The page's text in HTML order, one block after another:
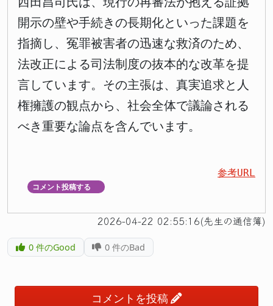
開示の壁や手続きの長期化といった課題を
指摘し、冤罪被害者の迅速な救済のため、
法改正による司法制度の抜本的な改革を提
言しています。その主張は、真実追求と人
権擁護の観点から、社会全体で議論される
べき重要な論点を含んでいます。
参考URL
コメント投稿する
2026-04-22 02:55:16(先生の通信簿)
0件のGood 0 件のBad
コメントを投稿